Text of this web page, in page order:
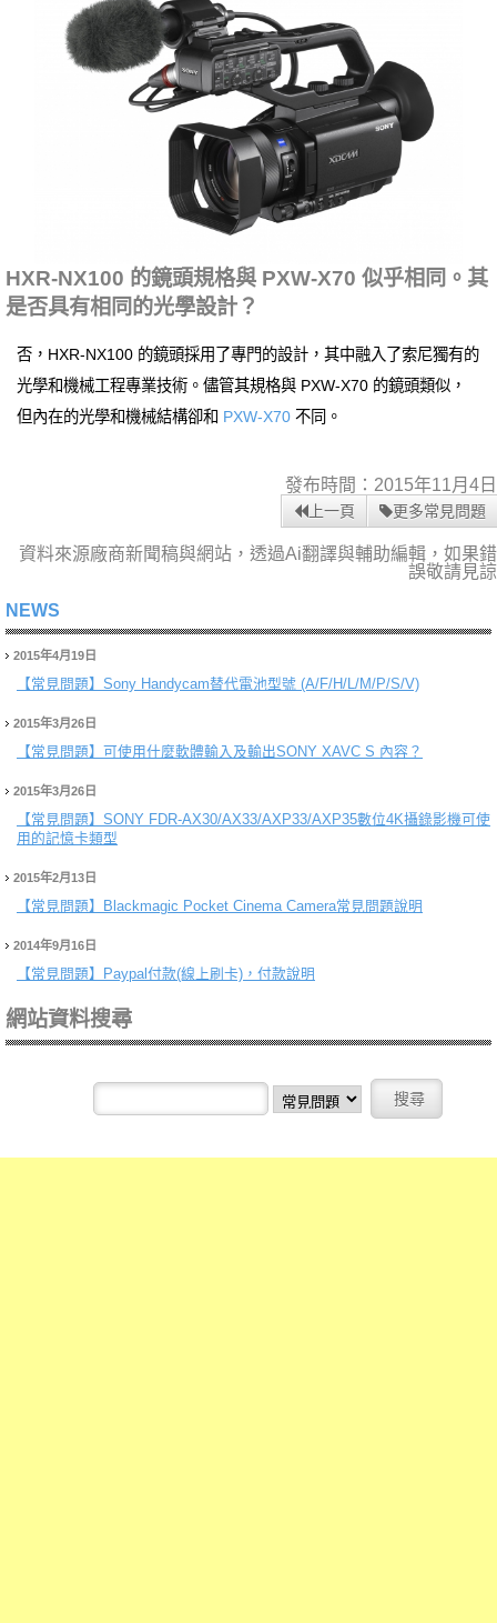
HXR-NX100 的鏡頭規格與 PXW-X70 似乎相同。其
是否具有相同的光學設計？
否，HXR-NX100 的鏡頭採用了專門的設計，其中融入了索尼獨有的
光學和機械工程專業技術。儘管其規格與 PXW-X70 的鏡頭類似，
但內在的光學和機械結構卻和 PXW-X70 不同。
發布時間：2015年11月4日
上一頁 更多常見問題
資料來源廠商新聞稿與網站，透過Ai翻譯與輔助編輯，如果錯
誤敬請見諒
NEWS
2015年4月19日
【常見問題】 Sony Handycam替代電池型號 (A/F/H/L/M/P/S/V)
2015年3月26日
【常見問題】 可使用什麼軟體輸入及輸出SONY XAVC S 內容？
2015年3月26日
【常見問題】 SONY FDR-AX30/AX33/AXP33/AXP35數位4K攝錄影機可使
用的記憶卡類型
2015年2月13日
【常見問題】 Blackmagic Pocket Cinema Camera常見問題說明
2014年9月16日
【常見問題】 Paypal付款(線上刷卡)，付款說明
網站資料搜尋